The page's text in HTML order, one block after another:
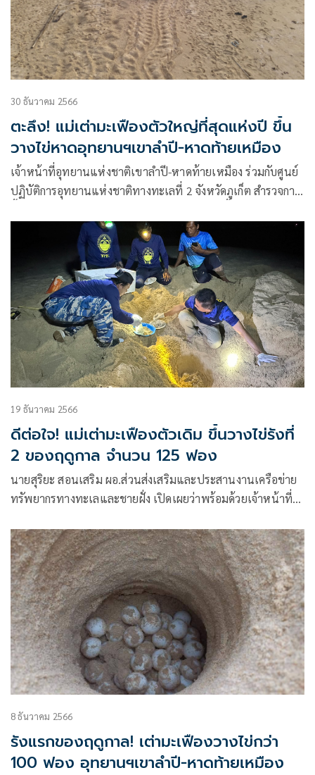
30 ธันวาคม 2566
ตะลึง! แม่เต่ามะเฟืองตัวใหญ่ที่สุดแห่งปี ขึ้น
วางไข่หาดอุทยานฯเขาลำปี-หาดท้ายเหมือง
เจ้าหน้าที่อุทยานแห่งชาติเขาลำปี-หาดท้ายเหมือง ร่วมกับศูนย์
ปฏิบัติการอุทยานแห่งชาติทางทะเลที่ 2 จังหวัดภูเก็ต สำรวจการ
19 ธันวาคม 2566
ดีต่อใจ! แม่เต่ามะเฟืองตัวเดิม ขึ้นวางไข่รังที่
2 ของฤดูกาล จำนวน 125 ฟอง
นายสุริยะ สอนเสริม ผอ.ส่วนส่งเสริมและประสานงานเครือข่าย
ทรัพยากรทางทะเลและชายฝั่ง เปิดเผยว่าพร้อมด้วยเจ้าหน้าที่
สำนักงานทรัพยากรทางทะเลและชายฝั่งที่
8 ธันวาคม 2566
รังแรกของฤดูกาล! เต่ามะเฟืองวางไข่กว่า
100 ฟอง อุทยานฯเขาลำปี-หาดท้ายเหมือง